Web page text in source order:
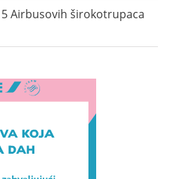
Airbusovih širokotrupaca